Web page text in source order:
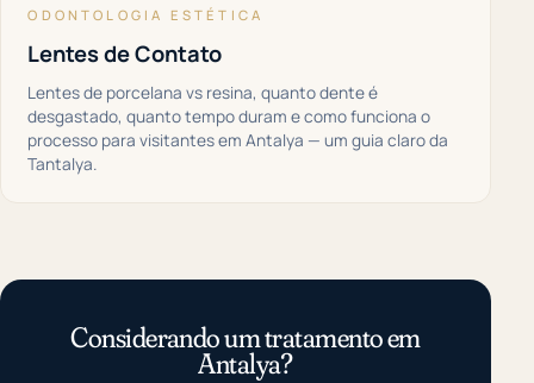
ODONTOLOGIA ESTÉTICA
Lentes de Contato
Lentes de porcelana vs resina, quanto dente é
desgastado, quanto tempo duram e como funciona o
processo para visitantes em Antalya — um guia claro da
Tantalya.
Considerando um tratamento em
Antalya?